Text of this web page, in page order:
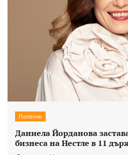
Полезно
Даниела Йорданова
бизнеса на Нестле в 11